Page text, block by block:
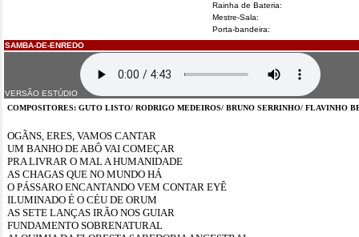
Rainha de Bateria:
Mestre-Sala:
Porta-bandeira:
SAMBA-DE-ENREDO
VERSÃO ESTÚDIO
COMPOSITORES: GUTO LISTO/ RODRIGO MEDEIROS/ BRUNO SERRINHO/ FLAVINHO
OGÃNS, ERES, VAMOS CANTAR
UM BANHO DE ABÔ VAI COMEÇAR
PRA LIVRAR O MAL A HUMANIDADE
AS CHAGAS QUE NO MUNDO HÁ
O PÁSSARO ENCANTANDO VEM CONTAR EYÊ
ILUMINADO É O CÉU DE ORUM
AS SETE LANÇAS IRÃO NOS GUIAR
FUNDAMENTO SOBRENATURAL